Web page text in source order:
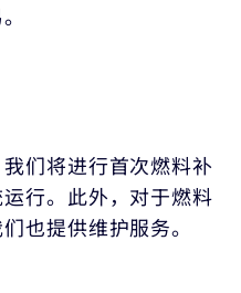
们将进行首次燃料补
行。此外，对于燃料
也提供维护服务。